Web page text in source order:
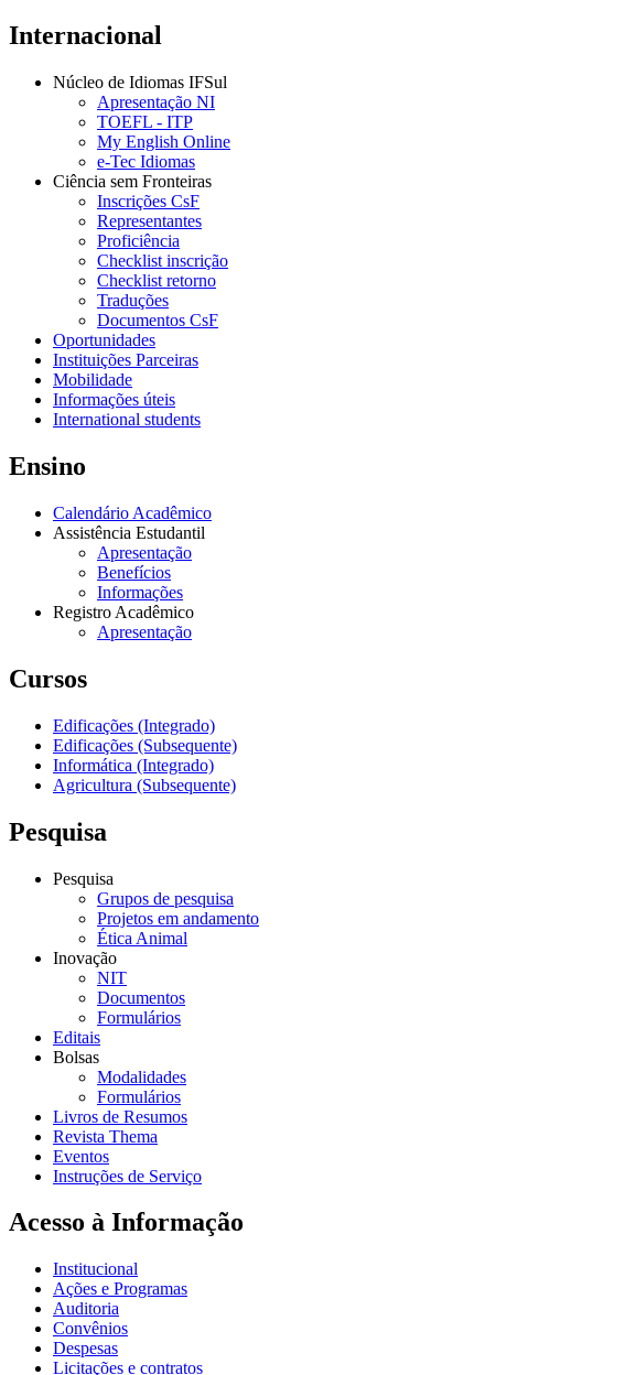
Internacional
Núcleo de Idiomas IFSul
Apresentação NI
TOEFL - ITP
My English Online
e-Tec Idiomas
Ciência sem Fronteiras
Inscrições CsF
Representantes
Proficiência
Checklist inscrição
Checklist retorno
Traduções
Documentos CsF
Oportunidades
Instituições Parceiras
Mobilidade
Informações úteis
International students
Ensino
Calendário Acadêmico
Assistência Estudantil
Apresentação
Benefícios
Informações
Registro Acadêmico
Apresentação
Cursos
Edificações (Integrado)
Edificações (Subsequente)
Informática (Integrado)
Agricultura (Subsequente)
Pesquisa
Pesquisa
Grupos de pesquisa
Projetos em andamento
Ética Animal
Inovação
NIT
Documentos
Formulários
Editais
Bolsas
Modalidades
Formulários
Livros de Resumos
Revista Thema
Eventos
Instruções de Serviço
Acesso à Informação
Institucional
Ações e Programas
Auditoria
Convênios
Despesas
Licitações e contratos